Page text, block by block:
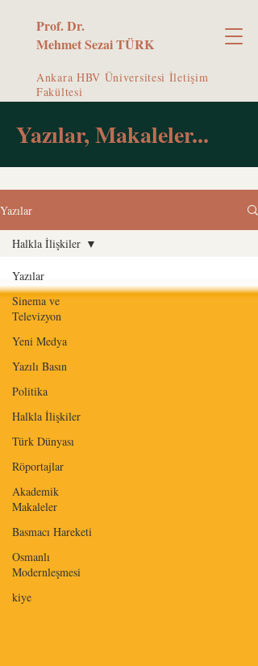
Prof. Dr.
Mehmet Sezai TÜRK
Ankara HBV Üniversitesi İletişim
Fakültesi
Yazılar, Makaleler...
Yazılar
Yazılar
Sinema ve
Televizyon
Yeni Medya
Yazılı Basın
Politika
Halkla İlişkiler
Türk Dünyası
Röportajlar
Akademik
Makaleler
Basmacı Hareketi
Osmanlı
Modernleşmesi
kiye
Halkla İlişkiler